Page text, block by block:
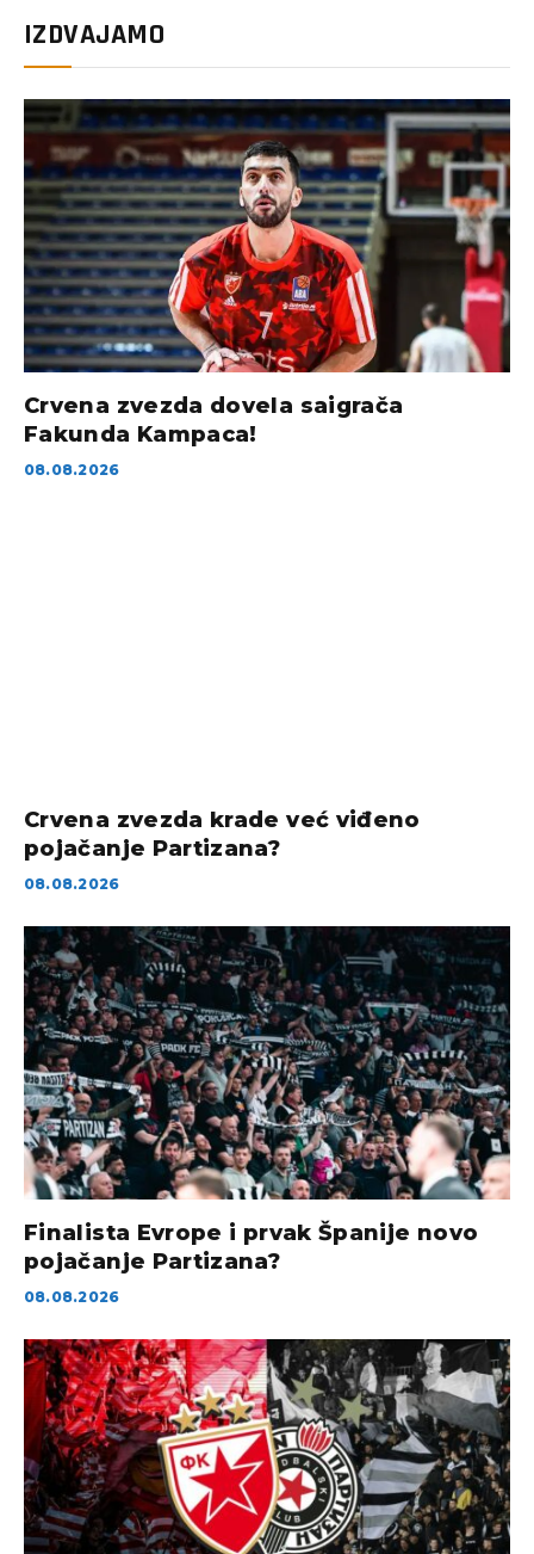
IZDVAJAMO
Crvena zvezda dovela saigrača
Fakunda Kampaca!
08.08.2026
Crvena zvezda krade već viđeno
pojačanje Partizana?
08.08.2026
Finalista Evrope i prvak Španije novo
pojačanje Partizana?
08.08.2026